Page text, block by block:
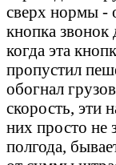
сверх нормы -
кнопка звонок
когда эта
пропустил
обогнал
скорость, эти
них просто не
полгода,